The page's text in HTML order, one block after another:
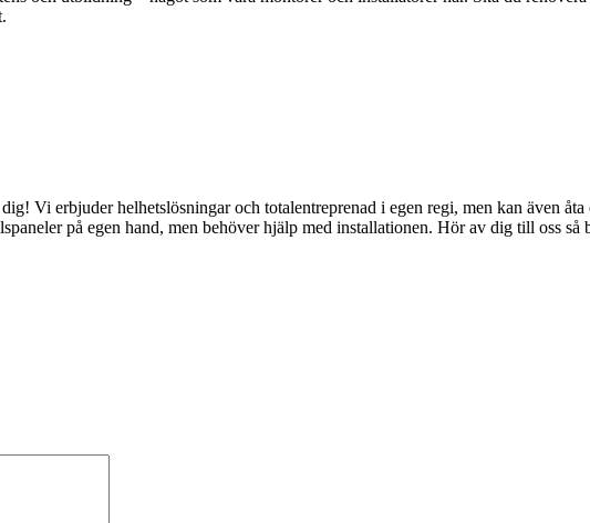
Vi erbjuder helhetslösningar och totalentreprenad i egen regi, men kan även
på egen hand, men behöver hjälp med installationen. Hör av dig till oss